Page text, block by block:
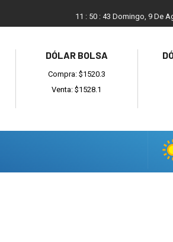
San Cayetano,
11 : 50 : 44 Domingo, 9 De
DÓLAR BOLSA
Compra: $1520.3
Venta: $1528.1